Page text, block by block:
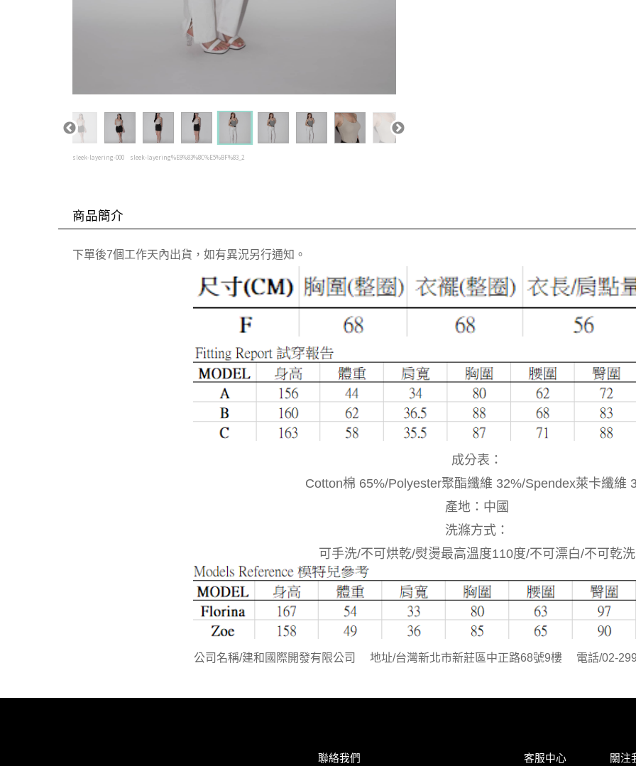
sleek-layering-000 sleek-layering%E8%83%8C%E5%BF%83_2
商品簡介
下單後7個工作天內出貨，如有異況另行通知。
成分表：
Cotton棉 65%/Polyester聚酯纖維 32%/Spendex萊卡纖維
產地：中國
洗滌方式：
可手洗/不可烘乾/熨燙最高溫度110度/不可漂白/不可乾洗
公司名稱/建和國際開發有限公司 地址/台灣新北市新莊區中正路68號9樓 電話/02-
聯絡我們 客服中心 關注